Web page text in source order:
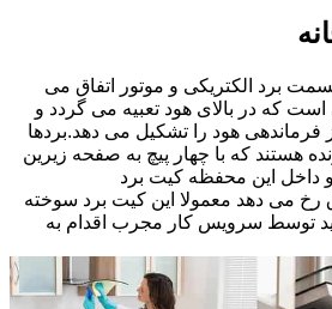
برد الکتریکی و موتور اتفاق می
است که در بالای هود تعبیه می گردد و
هود را تشکیل می دهد.بردها
هستند که با چهار پیچ به صفحه زیرین
داخل این محفظه کیت برد
رخ می دهد معمولا این کیت برد سوخته
توسط سرویس کار مجرب اقدام به